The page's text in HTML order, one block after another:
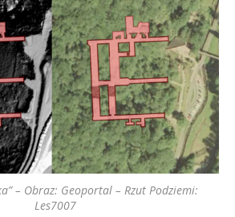
– Obraz: Geoportal – Rzut Podziemi:
Les7007